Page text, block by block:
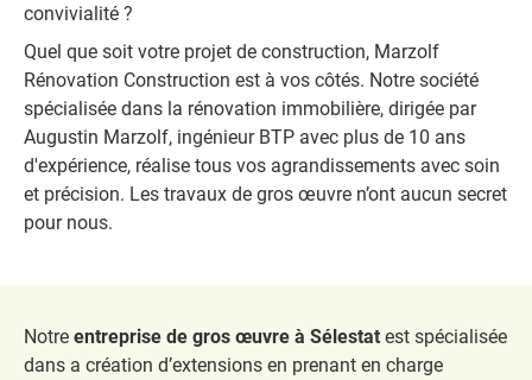
convivialité ?
Quel que soit votre projet de construction, Marzolf
Rénovation Construction est à vos côtés. Notre société
spécialisée dans la rénovation immobilière, dirigée par
Augustin Marzolf, ingénieur BTP avec plus de 10 ans
d'expérience, réalise tous vos agrandissements avec soin
et précision. Les travaux de gros œuvre n’ont aucun secret
pour nous.
Notre entreprise de gros œuvre à Sélestat est spécialisée
dans a création d’extensions en prenant en charge